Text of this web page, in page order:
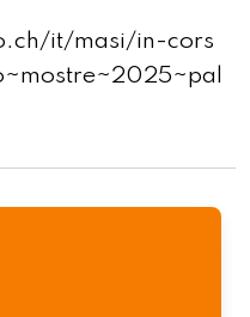
it/masi/in-cors